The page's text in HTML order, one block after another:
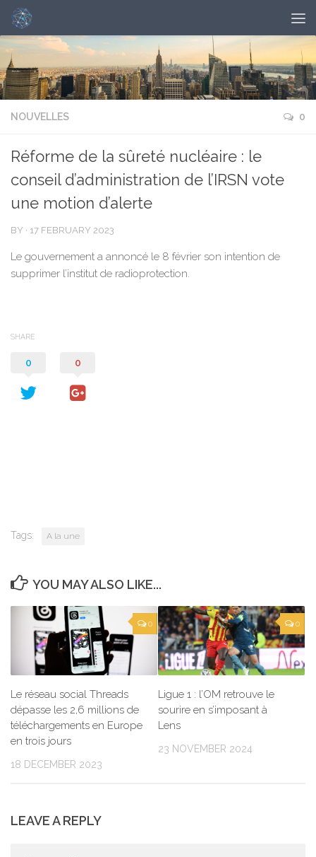
NOUVELLES 0
Réforme de la sûreté nucléaire : le
conseil d’administration de l’IRSN vote
une motion d’alerte
BY · 17 FEBRUARY 2023
Le gouvernement a annoncé le 8 février son intention de
supprimer l’institut de radioprotection.
SHARE
0 0
Tags: A la une
YOU MAY ALSO LIKE...
0
Le réseau social Threads
dépasse les 2,6 millions de
téléchargements en Europe
en trois jours
18 DECEMBER 2023
0
Ligue 1 : l’OM retrouve le
sourire en s’imposant à
Lens
23 NOVEMBER 2024
LEAVE A REPLY